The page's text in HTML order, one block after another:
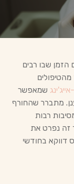
הזמן שבו רבים
שמאפשר
מתברר שהחורף
רבות
זה נפרט את
דווקא בחודשי